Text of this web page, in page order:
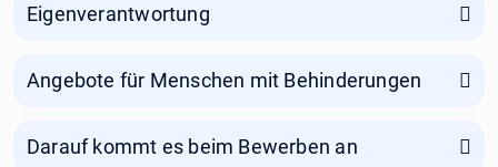
Eigenverantwortung
Angebote für Menschen mit Behinderungen
Darauf kommt es beim Bewerben an